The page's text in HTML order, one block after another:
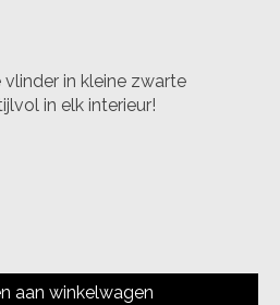
in kleine zwarte
in elk interieur!
is
aan winkelwagen